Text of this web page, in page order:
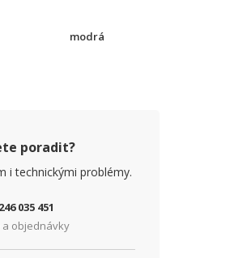
modrá
poradit?
i technickými problémy.
035 451
a objednávky